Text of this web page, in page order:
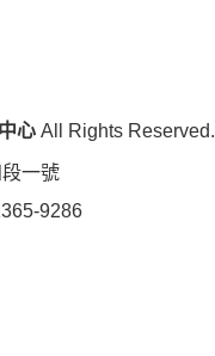
心 All Rights Reserved.
⼀號
9286